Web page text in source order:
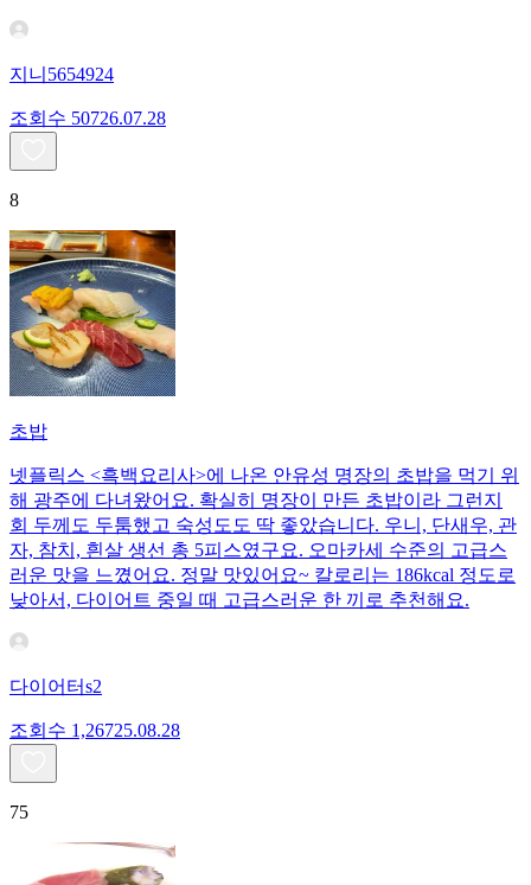
지니5654924
조회수 50726.07.28
8
초밥
넷플릭스 <흑백요리사>에 나온 안유성 명장의 초밥을 먹기 위
해 광주에 다녀왔어요. 확실히 명장이 만든 초밥이라 그런지
회 두께도 두툼했고 숙성도도 딱 좋았습니다. 우니, 단새우, 관
자, 참치, 흰살 생선 총 5피스였구요. 오마카세 수준의 고급스
러운 맛을 느꼈어요. 정말 맛있어요~ 칼로리는 186kcal 정도로
낮아서, 다이어트 중일 때 고급스러운 한 끼로 추천해요.
다이어터s2
조회수 1,26725.08.28
75